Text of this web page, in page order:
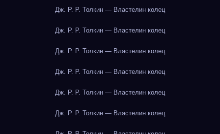
Дж. Р. Р. Толкин — Властелин колец
Дж. Р. Р. Толкин — Властелин колец
Дж. Р. Р. Толкин — Властелин колец
Дж. Р. Р. Толкин — Властелин колец
Дж. Р. Р. Толкин — Властелин колец
Дж. Р. Р. Толкин — Властелин колец